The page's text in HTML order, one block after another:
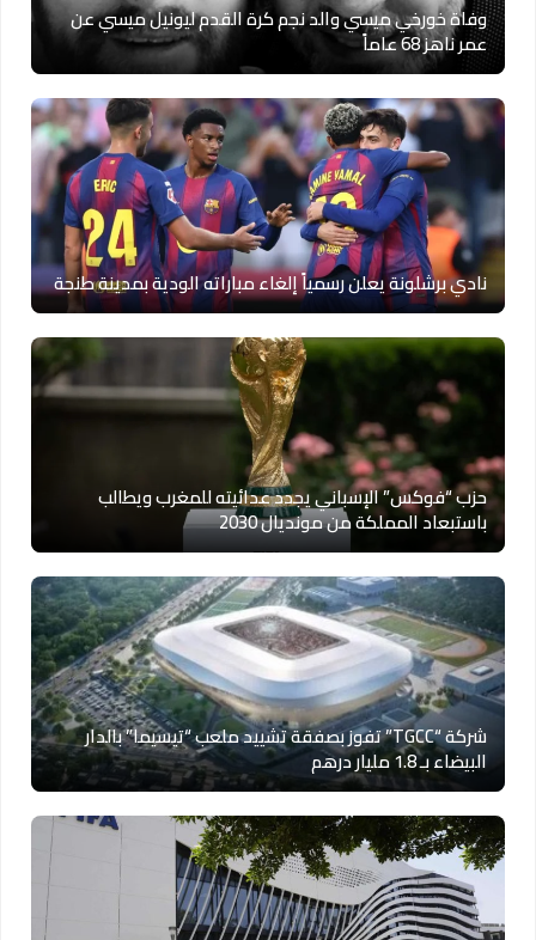
وفاة خورخي ميسي والد نجم كرة القدم ليونيل ميسي عن
عمر ناهز 68 عاماً
نادي برشلونة يعلن رسمياً إلغاء مباراته الودية بمدينة طنجة
حزب “فوكس” الإسباني يجدد عدائيته للمغرب ويطالب
باستبعاد المملكة من مونديال 2030
شركة “TGCC” تفوز بصفقة تشييد ملعب “تيسيما” بالدار
البيضاء بـ 1.8 مليار درهم